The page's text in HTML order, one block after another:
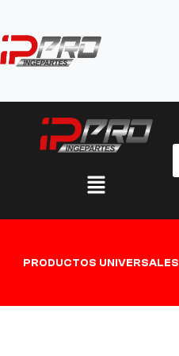
PRODUCTOS UNIVERSALES